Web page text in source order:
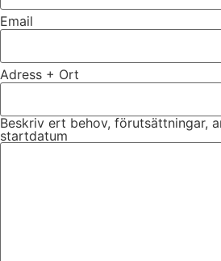
Email
Adress + Ort
Beskriv ert behov, förutsättningar,
startdatum